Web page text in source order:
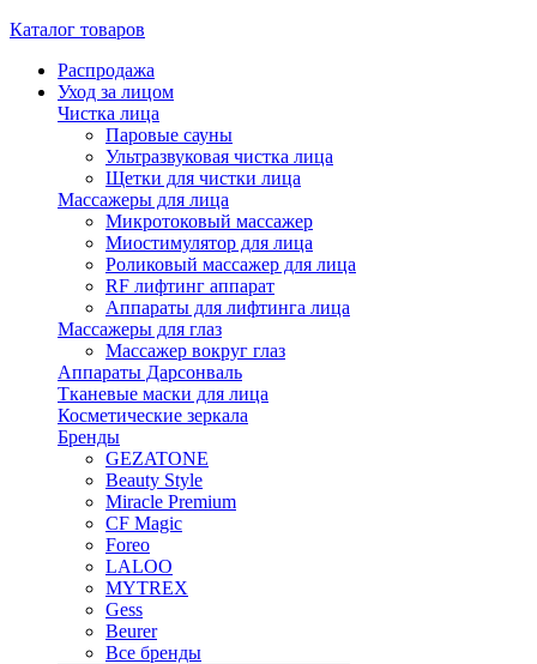
Каталог товаров
Распродажа
Уход за лицом
Чистка лица
Паровые сауны
Ультразвуковая чистка лица
Щетки для чистки лица
Массажеры для лица
Микротоковый массажер
Миостимулятор для лица
Роликовый массажер для лица
RF лифтинг аппарат
Аппараты для лифтинга лица
Массажеры для глаз
Массажер вокруг глаз
Аппараты Дарсонваль
Тканевые маски для лица
Косметические зеркала
Бренды
GEZATONE
Beauty Style
Miracle Premium
CF Magic
Foreo
LALOO
MYTREX
Gess
Beurer
Все бренды